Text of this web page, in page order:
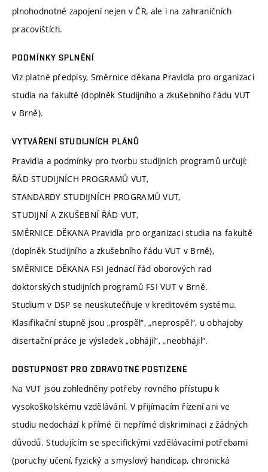
plnohodnotné zapojení nejen v ČR, ale i na zahraničních
pracovištích.
PODMÍNKY SPLNĚNÍ
Viz platné předpisy, Směrnice děkana Pravidla pro organizaci
studia na fakultě (doplněk Studijního a zkušebního řádu VUT
v Brně).
VYTVÁŘENÍ STUDIJNÍCH PLÁNŮ
Pravidla a podmínky pro tvorbu studijních programů určují:
ŘÁD STUDIJNÍCH PROGRAMŮ VUT,
STANDARDY STUDIJNÍCH PROGRAMŮ VUT,
STUDIJNÍ A ZKUŠEBNÍ ŘÁD VUT,
SMĚRNICE DĚKANA Pravidla pro organizaci studia na fakultě
(doplněk Studijního a zkušebního řádu VUT v Brně),
SMĚRNICE DĚKANA FSI Jednací řád oborových rad
doktorských studijních programů FSI VUT v Brně.
Studium v DSP se neuskutečňuje v kreditovém systému.
Klasifikační stupně jsou „prospěl“, „neprospěl“, u obhajoby
disertační práce je výsledek „obhájil“, „neobhájil“.
DOSTUPNOST PRO ZDRAVOTNĚ POSTIŽENÉ
Na VUT jsou zohledněny potřeby rovného přístupu k
vysokoškolskému vzdělávání. V přijímacím řízení ani ve
studiu nedochází k přímé či nepřímé diskriminaci z žádných
důvodů. Studujícím se specifickými vzdělávacími potřebami
(poruchy učení, fyzický a smyslový handicap, chronická